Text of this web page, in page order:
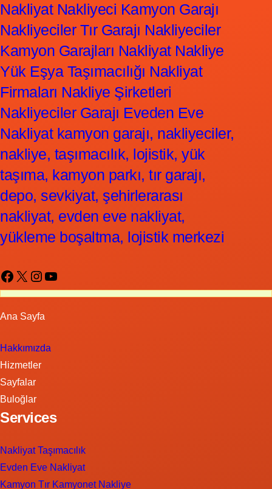
Nakliyat Nakliyeci Kamyon Garajı
Nakliyeciler Tır Garajı Nakliyeciler
Kamyon Garajları Nakliyat Nakliye
Yük Eşya Taşımacılığı Nakliyat
Firmaları Nakliye Şirketleri
Nakliyeciler Garajı Eveden Eve
Nakliyat kamyon garajı, nakliyeciler,
nakliye, taşımacılık, lojistik, yük
taşıma, kamyon parkı, tır garajı,
depo, sevkiyat, şehirlerarası
nakliyat, evden eve nakliyat,
yükleme boşaltma, lojistik merkezi
Facebook X Instagram YouTube
Ana Sayfa
Hakkımızda
Hizmetler
Sayfalar
Buloğlar
Services
Nakliyat Taşımacılık
Evden Eve Nakliyat
Kamyon Tır Kamyonet Nakliye